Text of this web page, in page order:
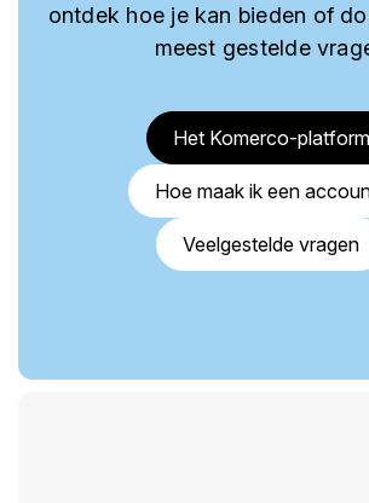
ontdek hoe je kan bieden of
meest gestelde
Het Komerco-platform
Hoe maak ik een
Veelgestelde vragen